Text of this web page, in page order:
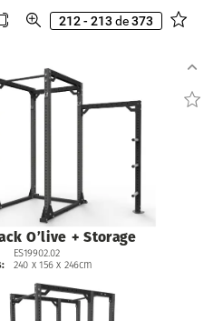
212 - 213 de373
O’live + Storage
ES19902.02
240 x 156 x 246cm